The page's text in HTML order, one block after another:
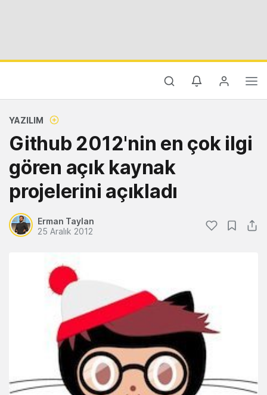
YAZILIM
Github 2012'nin en çok ilgi
gören açık kaynak
projelerini açıkladı
Erman Taylan
25 Aralık 2012